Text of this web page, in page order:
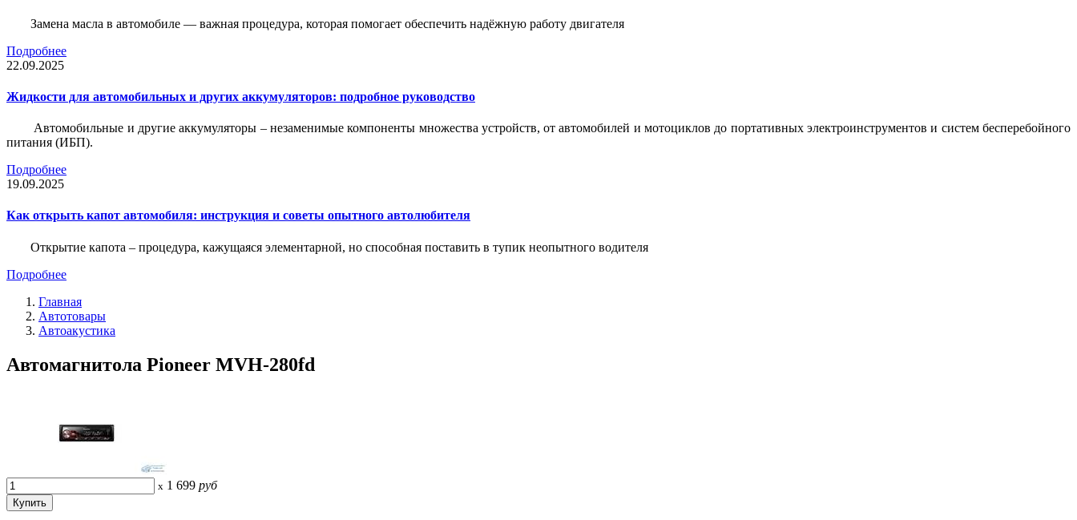
Замена масла в автомобиле — важная процедура, которая помогает обеспечить надёжную работу двигателя
Подробнее
22.09.2025
Жидкости для автомобильных и других аккумуляторов: подробное руководство
Автомобильные и другие аккумуляторы – незаменимые компоненты множества устройств, от автомобилей и мотоциклов до портативных электроинструментов и систем бесперебойного
питания (ИБП).
Подробнее
19.09.2025
Как открыть капот автомобиля: инструкция и советы опытного автолюбителя
Открытие капота – процедура, кажущаяся элементарной, но способная поставить в тупик неопытного водителя
Подробнее
Главная
Автотовары
Автоакустика
Автомагнитола Pioneer MVH-280fd
x 1 699 руб